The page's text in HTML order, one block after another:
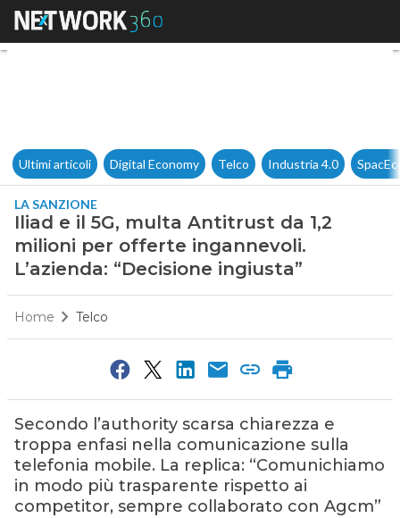
Iliad e il 5G, multa Antitrust
Ultimi articoli Digital Economy Telco Industria 4.0
LA SANZIONE
Iliad e il 5G, multa Antitrust da 1,2
milioni per offerte ingannevoli.
L’azienda: “Decisione ingiusta”
Home Telco
Secondo l’authority scarsa chiarezza e
troppa enfasi nella comunicazione sulla
telefonia mobile. La replica: “Comunichiamo
in modo più trasparente rispetto ai
competitor, sempre collaborato con Agcm”